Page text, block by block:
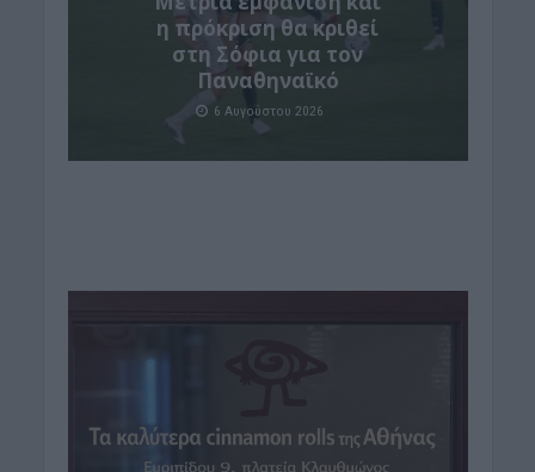
η πρόκριση θα κριθεί
στη Σόφια για τον
Παναθηναϊκό
6 Αυγούστου 2026